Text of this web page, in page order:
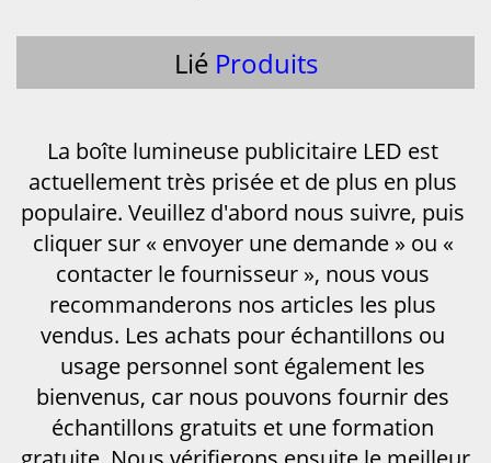
Lié Produits
La boîte lumineuse publicitaire LED est
actuellement très prisée et de plus en plus
populaire. Veuillez d'abord nous suivre, puis
cliquer sur « envoyer une demande » ou «
contacter le fournisseur », nous vous
recommanderons nos articles les plus
vendus. Les achats pour échantillons ou
usage personnel sont également les
bienvenus, car nous pouvons fournir des
échantillons gratuits et une formation